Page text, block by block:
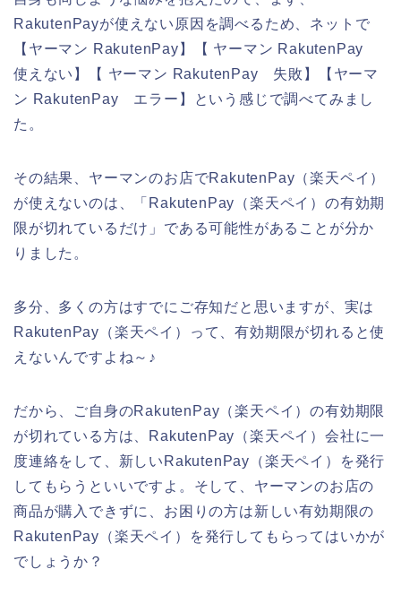
RakutenPayが使えない原因を調べるため、ネットで
【ヤーマン RakutenPay】【 ヤーマン RakutenPay
使えない】【 ヤーマン RakutenPay 失敗】【ヤーマ
ン RakutenPay エラー】という感じで調べてみまし
た。
その結果、ヤーマンのお店でRakutenPay（楽天ペイ）
が使えないのは、「RakutenPay（楽天ペイ）の有効期
限が切れているだけ」である可能性があることが分か
りました。
多分、多くの方はすでにご存知だと思いますが、実は
RakutenPay（楽天ペイ）って、有効期限が切れると使
えないんですよね～♪
だから、ご自身のRakutenPay（楽天ペイ）の有効期限
が切れている方は、RakutenPay（楽天ペイ）会社に一
度連絡をして、新しいRakutenPay（楽天ペイ）を発行
してもらうといいですよ。そして、ヤーマンのお店の
商品が購入できずに、お困りの方は新しい有効期限の
RakutenPay（楽天ペイ）を発行してもらってはいかが
でしょうか？